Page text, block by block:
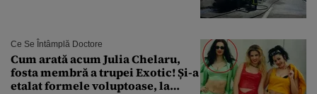
Ce Se Întâmplă Doctore
Cum arată acum Julia Chelaru,
fosta membră a trupei Exotic! Și-a
etalat formele voluptoase, la